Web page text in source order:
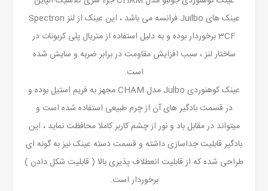
عینک های Juilbo فرانسه می باشد ، این عینک از لنز Spectron
3CF برخوردار بوده و به دلیل استفاده از متریال پلی کربونات در
ساختار لنز ، سبب افزایش مقاومت در برابر ضربه و سایش شده
است.
عینک کوهنوردی Julbo مدل CHAM مجهز به فریم استیل بوده و
در قسمت بادگیر های آن از چرم طبیعی استفاده شده است و
میتواند در مقابل باد و نور از چشم کاربر کاملا محافظت نماید ، این
بادگیر قابلیت جداسازی داشته و قسمت دسته عینک نیز به گونه ای
طراحی شده که از قابلیت انعطلاف پذیری بالا ( قابلیت شکل دادن )
برخوردار است.